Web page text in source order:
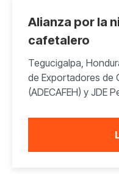
Alianza por la
cafetalero
Tegucigalpa,
de Exportadores de
(ADECAFEH) y JDE